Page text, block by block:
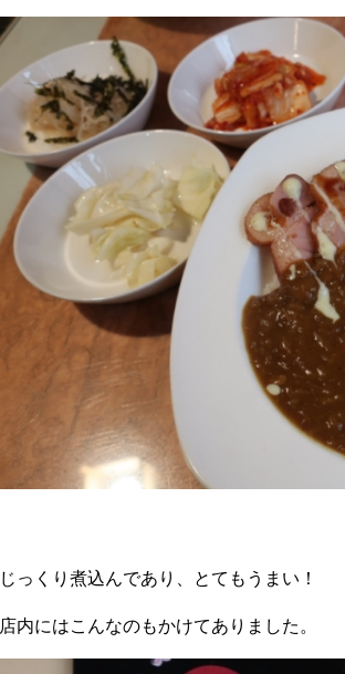
じっくり煮込んであり、とてもうまい！
店内にはこんなのもかけてありました。